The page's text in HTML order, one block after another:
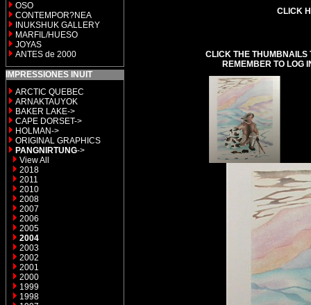
OSO
CONTEMPOR?NEA
INUKSHUK GALLERY
MARFIL/HUESO
JOYAS
ANTES de 2000
IMPRESSIONES INUIT
ARCTIC QUEBEC
ARNAKTAUYOK
BAKER LAKE->
CAPE DORSET->
HOLMAN->
ORIGINAL GRAPHICS
PANGNIRTUNG->
View All
2018
2011
2010
2008
2007
2006
2005
2004
2003
2002
2001
2000
1999
1998
CLICK
CLICK THE THUMBNAILS
REMEMBER TO LOG